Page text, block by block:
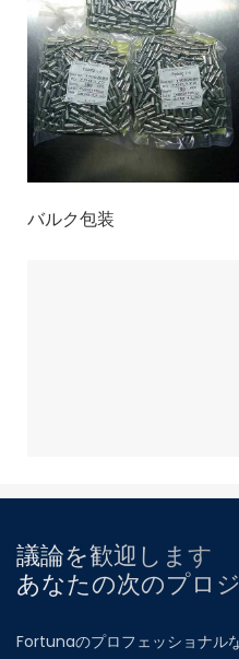
バルク包装
議論を歓迎します
あなたの次のプロジ
Fortunaのプロフェッショナル